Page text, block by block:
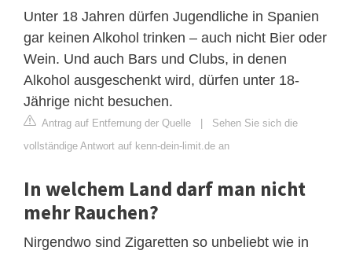
Unter 18 Jahren dürfen Jugendliche in Spanien
gar keinen Alkohol trinken – auch nicht Bier oder
Wein. Und auch Bars und Clubs, in denen
Alkohol ausgeschenkt wird, dürfen unter 18-
Jährige nicht besuchen.
Antrag auf Entfernung der Quelle | Sehen Sie sich die
vollständige Antwort auf kenn-dein-limit.de an
In welchem Land darf man nicht
mehr Rauchen?
Nirgendwo sind Zigaretten so unbeliebt wie in